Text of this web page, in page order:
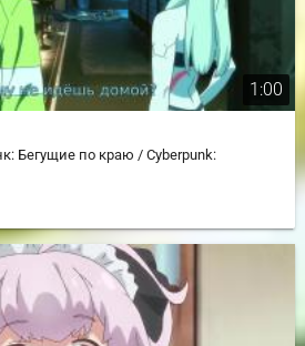
1:00
Бегущие по краю / Cyberpunk: